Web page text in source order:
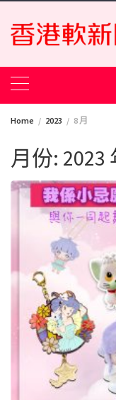
Skip
content
Home 2023 8 月
月份: 2023